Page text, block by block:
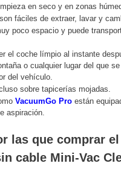
en seco y en zonas
fáciles de extraer, lavar y
poco espacio y puede
el coche límpio al instante
o cualquier lugar del que
del vehículo.
sobre tapicerías mojadas.
VacuumGo Pro están
aspiración.
las que comprar el
cable Mini-Vac